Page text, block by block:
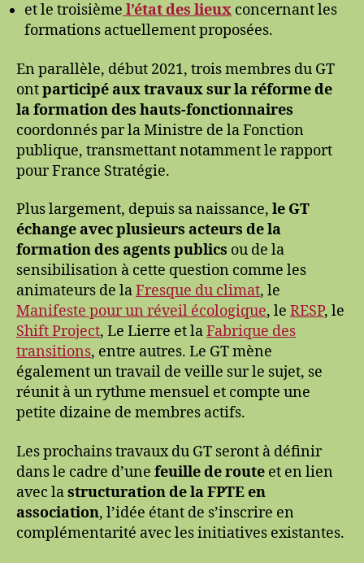
et le troisième l’état des lieux concernant les
formations actuellement proposées.
En parallèle, début 2021, trois membres du GT
ontparticipé aux travaux sur la réforme de
la formation des hauts-fonctionnaires
coordonnés par la Ministre de la Fonction
publique, transmettant notamment le rapport
pour France Stratégie.
Plus largement, depuis sa naissance, le GT
échange avec plusieurs acteurs de la
formation des agents publics ou de la
sensibilisation à cette question comme les
animateurs de laFresque du climat, le
Manifeste pour un réveil écologique, le RESP, le
Shift Project, Le Lierre et laFabrique des
transitions, entre autres. Le GT mène
également un travail de veille sur le sujet, se
réunit à un rythme mensuel et compte une
petite dizaine de membres actifs.
Les prochains travaux du GT seront à définir
dans le cadre d’une feuille de route et en lien
avec lastructuration de la FPTE en
association, l’idée étant de s’inscrire en
complémentarité avec les initiatives existantes.